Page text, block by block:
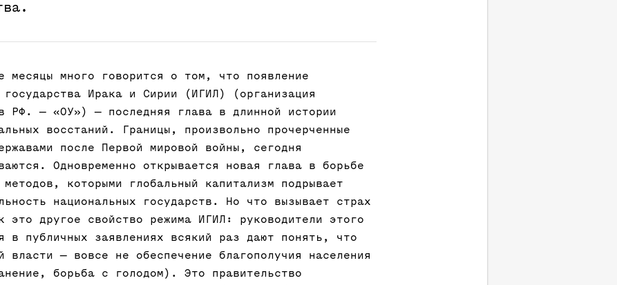
месяцы много говорится о том, что появление
государства Ирака и Сирии (ИГИЛ) (организация
в РФ. — «ОУ» ) — последняя глава в длинной истории
восстаний. Границы, произвольно прочерченные
после Первой мировой войны, сегодня
Одновременно открывается новая глава в борьбе
которыми глобальный капитализм подрывает
национальных государств. Но что вызывает страх
это другое свойство режима ИГИЛ: руководители этого
в публичных заявлениях всякий раз дают понять, что
власти — вовсе не обеспечение благополучия населения
борьба с голодом). Это правительство